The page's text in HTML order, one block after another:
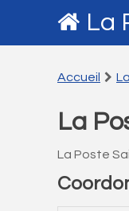
La
Accueil
La
La Poste